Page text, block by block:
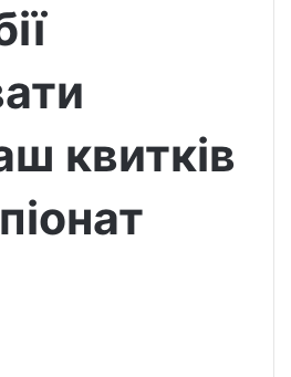
квитків